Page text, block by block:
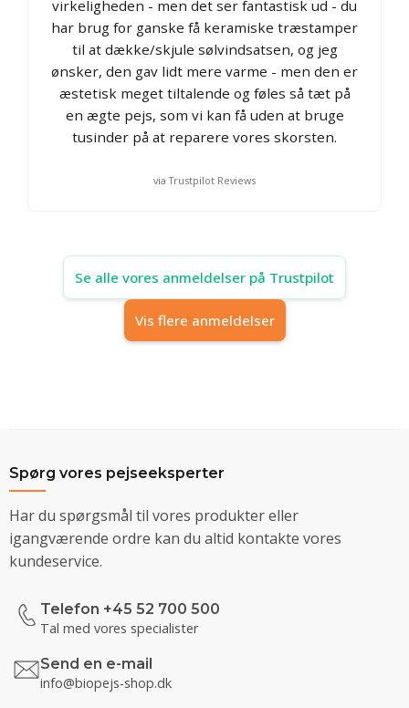
virkeligheden - men det ser fantastisk ud - du
har brug for ganske få keramiske træstamper
til at dække/skjule sølvindsatsen, og jeg
ønsker, den gav lidt mere varme - men den er
æstetisk meget tiltalende og føles så tæt på
en ægte pejs, som vi kan få uden at bruge
tusinder på at reparere vores skorsten.
via Trustpilot Reviews
Se alle vores anmeldelser på Trustpilot
Vis flere anmeldelser
Spørg vores pejseeksperter
Har du spørgsmål til vores produkter eller
igangværende ordre kan du altid kontakte vores
kundeservice.
Telefon +45 52 700 500
Tal med vores specialister
Send en e-mail
info@biopejs-shop.dk